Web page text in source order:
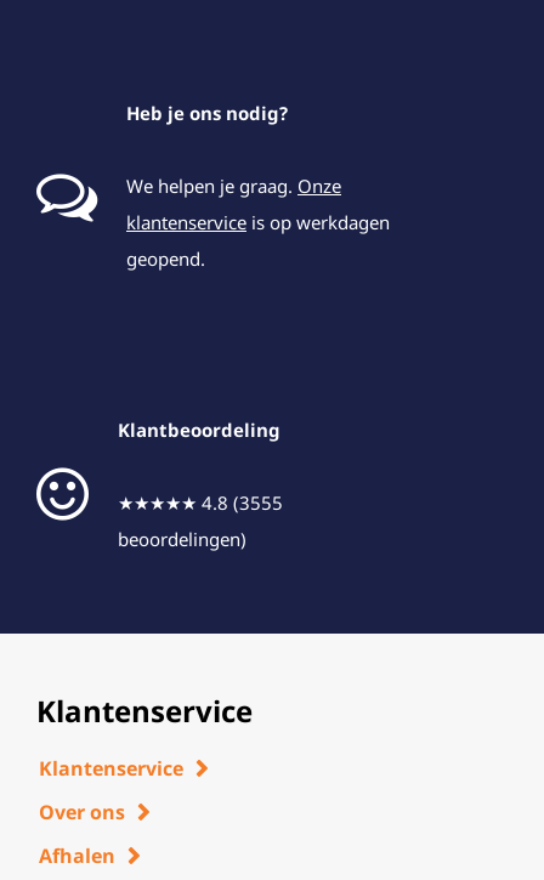
Heb je ons nodig?
We helpen je graag. Onze
klantenservice is op werkdagen
geopend.
Klantbeoordeling
★★★★★ 4.8 (3555
beoordelingen)
Klantenservice
Klantenservice
Over ons
Afhalen